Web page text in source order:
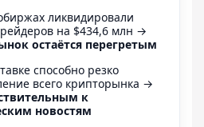
ликвидировали
на $434,6 млн →
остаётся перегретым
способно резко
всего крипторынка →
к
новостям